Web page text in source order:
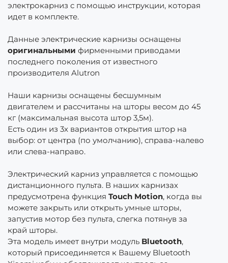
электрокарниз с помощью инструкции, которая
идет в комплекте.
Данные электрические карнизы оснащены
оригинальными фирменными приводами
последнего поколения от известного
производителя Alutron
Наши карнизы оснащены бесшумным
двигателем и рассчитаны на шторы весом до 45
кг (максимальная высота штор 3,5м).
Есть один из 3х вариантов открытия штор на
выбор: от центра (по умолчанию), справа-налево
или слева-направо.
Электрический карниз управляется с помощью
дистанционного пульта. В наших карнизах
предусмотрена функция Touch Motion, когда вы
можете закрыть или открыть умные шторы,
запустив мотор без пульта, слегка потянув за
край шторы.
Эта модель имеет внутри модуль Bluetooth,
который присоединяется к Вашему Bluetooth